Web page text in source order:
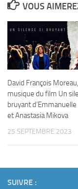
VOUS
David François
musique du film Un
bruyant
et Anastasia Mikova
25 SEPTEMBRE 2023
SUIVRE :